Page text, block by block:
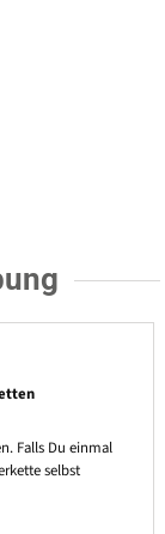
Falls Du einmal
selbst